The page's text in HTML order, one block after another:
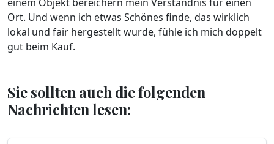
Ort. Und wenn ich etwas Schönes finde, das wirklich
lokal und fair hergestellt wurde, fühle ich mich doppelt
gut beim Kauf.
Sie sollten auch die folgenden
Nachrichten lesen: